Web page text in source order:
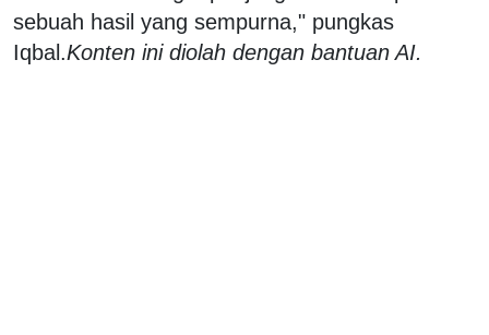
sebuah hasil yang sempurna," pungkas
Iqbal.Konten ini diolah dengan bantuan AI.